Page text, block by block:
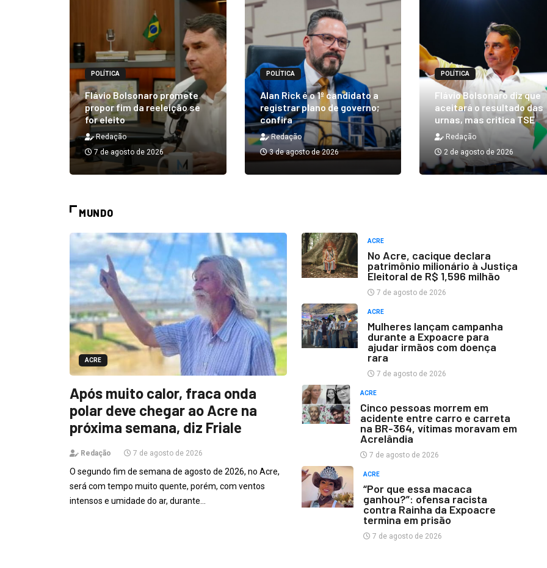
POLÍTICA
Flávio Bolsonaro promete
propor fim da reeleição se
for eleito
Redação
7 de agosto de 2026
POLÍTICA
Alan Rick é o 1º candidato a
registrar plano de governo;
confira
Redação
3 de agosto de 2026
POLÍTICA
Flávio Bolsonaro diz que
aceitará o resultado das
urnas, mas critica TSE
Redação
2 de agosto de 2026
MUNDO
ACRE
Após muito calor, fraca onda
polar deve chegar ao Acre na
próxima semana, diz Friale
Redação 7 de agosto de 2026
O segundo fim de semana de agosto de 2026, no Acre,
será com tempo muito quente, porém, com ventos
intensos e umidade do ar, durante…
ACRE
No Acre, cacique declara
patrimônio milionário à Justiça
Eleitoral de R$ 1,596 milhão
7 de agosto de 2026
ACRE
Mulheres lançam campanha
durante a Expoacre para
ajudar irmãos com doença
rara
7 de agosto de 2026
ACRE
Cinco pessoas morrem em
acidente entre carro e carreta
na BR-364, vítimas moravam em
Acrelândia
7 de agosto de 2026
ACRE
“Por que essa macaca
ganhou?”: ofensa racista
contra Rainha da Expoacre
termina em prisão
7 de agosto de 2026